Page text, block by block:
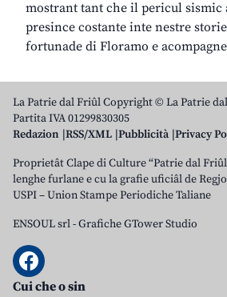
mostrant tant che il pericul sismic
presince costante inte nestre
fortunade di Floramo e
La Patrie dal Friûl Copyright © La Patrie
Partita IVA 01299830305
Redazion RSS/XML Pubblicità Privacy
Proprietât Clape di Culture “Patrie dal
lenghe furlane e cu la grafie uficiâl de
USPI – Union Stampe Periodiche Taliane
ENSOUL srl-Grafiche GTower Studio
Cui che o sin